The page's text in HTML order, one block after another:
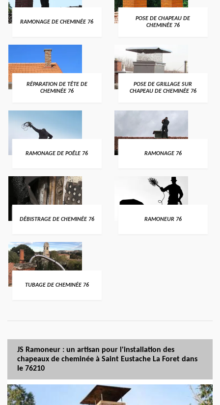
RAMONAGE DE CHEMINÉE 76
POSE DE CHAPEAU DE
CHEMINÉE 76
RÉPARATION DE TÊTE DE
CHEMINÉE 76
POSE DE GRILLAGE SUR
CHAPEAU DE CHEMINÉE 76
RAMONAGE DE POÊLE 76 RAMONAGE 76
DÉBISTRAGE DE CHEMINÉE 76 RAMONEUR 76
TUBAGE DE CHEMINÉE 76
JS Ramoneur : un artisan pour l'installation des
chapeaux de cheminée à Saint Eustache La Foret dans
le 76210